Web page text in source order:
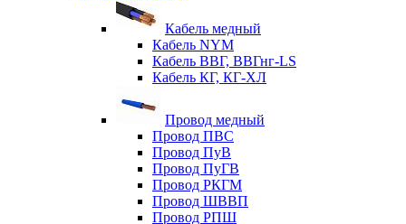
Кабель медный
Кабель NYM
Кабель ВВГ, ВВГнг-LS
Кабель КГ, КГ-ХЛ
Провод медный
Провод ПВС
Провод ПуВ
Провод ПуГВ
Провод РКГМ
Провод ШВВП
Провод РПШ